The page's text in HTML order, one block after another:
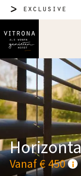
exclusive
Vanaf € 450